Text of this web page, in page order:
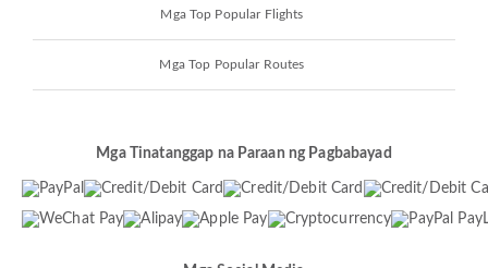
Mga Top Popular Flights
Mga Top Popular Routes
Mga Tinatanggap na Paraan ng Pagbabayad